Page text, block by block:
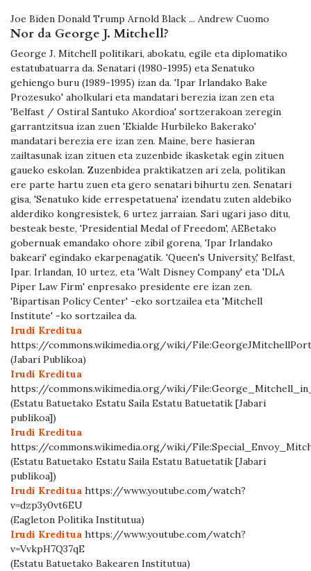
Joe Biden Donald Trump Arnold Black ... Andrew Cuomo
Nor da George J. Mitchell?
George J. Mitchell politikari, abokatu, egile eta diplomatiko
estatubatuarra da. Senatari (1980-1995) eta Senatuko
gehiengo buru (1989-1995) izan da. 'Ipar Irlandako Bake
Prozesuko' aholkulari eta mandatari berezia izan zen eta
'Belfast / Ostiral Santuko Akordioa' sortzerakoan zeregin
garrantzitsua izan zuen 'Ekialde Hurbileko Bakerako'
mandatari berezia ere izan zen. Maine, bere hasieran
zailtasunak izan zituen eta zuzenbide ikasketak egin zituen
gaueko eskolan. Zuzenbidea praktikatzen ari zela, politikan
ere parte hartu zuen eta gero senatari bihurtu zen. Senatari
gisa, 'Senatuko kide errespetatuena' izendatu zuten aldebiko
alderdiko kongresistek, 6 urtez jarraian. Sari ugari jaso ditu,
besteak beste, 'Presidential Medal of Freedom', AEBetako
gobernuak emandako ohore zibil gorena, 'Ipar Irlandako
bakeari' egindako ekarpenagatik. 'Queen's University,' Belfast,
Ipar. Irlandan, 10 urtez, eta 'Walt Disney Company' eta 'DLA
Piper Law Firm' enpresako presidente ere izan zen.
'Bipartisan Policy Center' -eko sortzailea eta 'Mitchell
Institute' -ko sortzailea da.
Irudi Kreditua
https://commons.wikimedia.org/wiki/
(Jabari Publikoa)
Irudi Kreditua
https://commons.wikimedia.org/wiki/
(Estatu Batuetako Estatu Saila Estatu Batuetatik [Jabari
publikoa])
Irudi Kreditua
https://commons.wikimedia.org/wiki/
(Estatu Batuetako Estatu Saila Estatu Batuetatik [Jabari
publikoa])
Irudi Kreditua https://www.youtube.com/watch?
v=dzp3y0vt6EU
(Eagleton Politika Institutua)
Irudi Kreditua https://www.youtube.com/watch?
v=VvkpH7Q37qE
(Estatu Batuetako Bakearen Institutua)